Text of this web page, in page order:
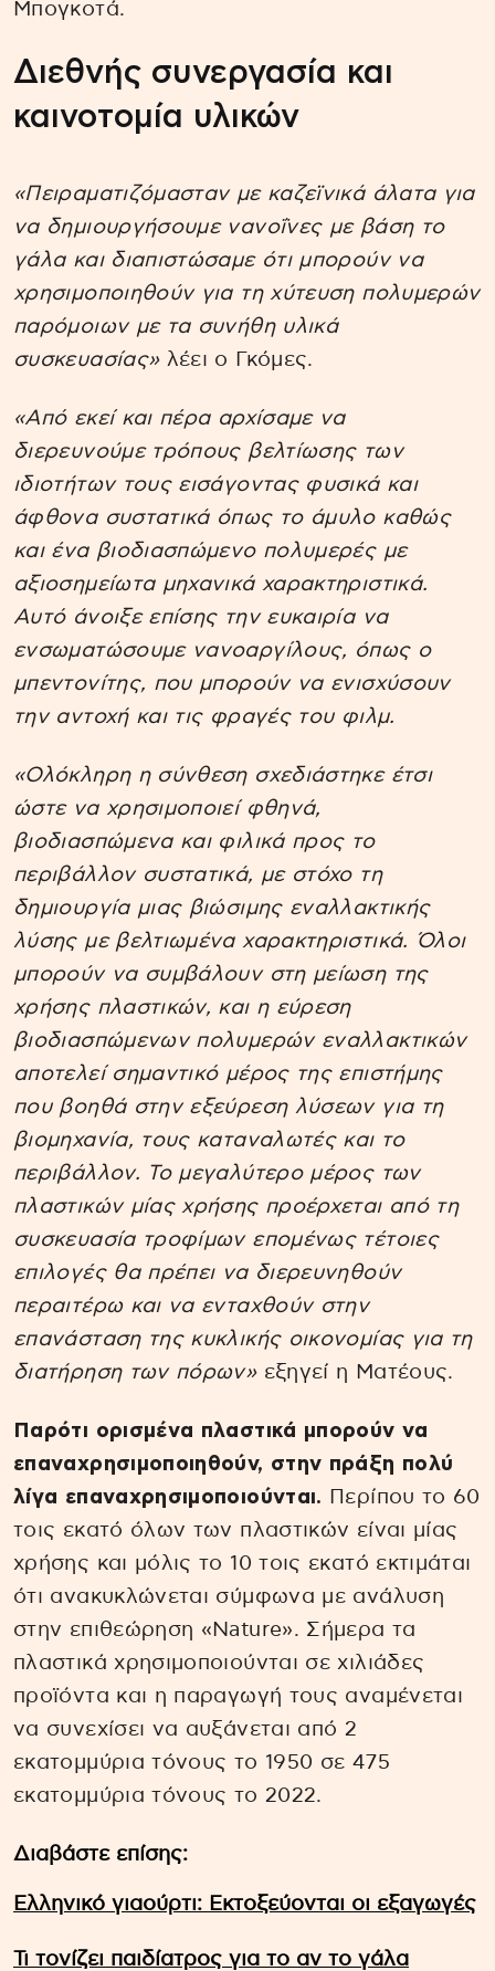
Μπογκοτά.
Διεθνής συνεργασία και
καινοτομία υλικών
«Πειραματιζόμασταν με καζεϊνικά άλατα για
να δημιουργήσουμε νανοΐνες με βάση το
γάλα και διαπιστώσαμε ότι μπορούν να
χρησιμοποιηθούν για τη χύτευση πολυμερών
παρόμοιων με τα συνήθη υλικά
συσκευασίας»λέει ο Γκόμες.
«Από εκεί και πέρα αρχίσαμε να
διερευνούμε τρόπους βελτίωσης των
ιδιοτήτων τους εισάγοντας φυσικά και
άφθονα συστατικά όπως το άμυλο καθώς
και ένα βιοδιασπώμενο πολυμερές με
αξιοσημείωτα μηχανικά χαρακτηριστικά.
Αυτό άνοιξε επίσης την ευκαιρία να
ενσωματώσουμε νανοαργίλους, όπως ο
μπεντονίτης, που μπορούν να ενισχύσουν
την αντοχή και τις φραγές του φιλμ.
«Ολόκληρη η σύνθεση σχεδιάστηκε έτσι
ώστε να χρησιμοποιεί φθηνά,
βιοδιασπώμενα και φιλικά προς το
περιβάλλον συστατικά, με στόχο τη
δημιουργία μιας βιώσιμης εναλλακτικής
λύσης με βελτιωμένα χαρακτηριστικά. Όλοι
μπορούν να συμβάλουν στη μείωση της
χρήσης πλαστικών, και η εύρεση
βιοδιασπώμενων πολυμερών εναλλακτικών
αποτελεί σημαντικό μέρος της επιστήμης
που βοηθά στην εξεύρεση λύσεων για τη
βιομηχανία, τους καταναλωτές και το
περιβάλλον. Το μεγαλύτερο μέρος των
πλαστικών μίας χρήσης προέρχεται από τη
συσκευασία τροφίμων επομένως τέτοιες
επιλογές θα πρέπει να διερευνηθούν
περαιτέρω και να ενταχθούν στην
επανάσταση της κυκλικής οικονομίας για τη
διατήρηση των πόρων»εξηγεί η Ματέους.
Παρότι ορισμένα πλαστικά μπορούν να
επαναχρησιμοποιηθούν, στην πράξη πολύ
λίγα επαναχρησιμοποιούνται. Περίπου το 60
τοις εκατό όλων των πλαστικών είναι μίας
χρήσης και μόλις το 10 τοις εκατό εκτιμάται
ότι ανακυκλώνεται σύμφωνα με ανάλυση
στην επιθεώρηση «Nature». Σήμερα τα
πλαστικά χρησιμοποιούνται σε χιλιάδες
προϊόντα και η παραγωγή τους αναμένεται
να συνεχίσει να αυξάνεται από 2
εκατομμύρια τόνους το 1950 σε 475
εκατομμύρια τόνους το 2022.
Διαβάστε επίσης:
Ελληνικό γιαούρτι: Εκτοξεύονται οι εξαγωγές
Τι τονίζει παιδίατρος για το αν το γάλα